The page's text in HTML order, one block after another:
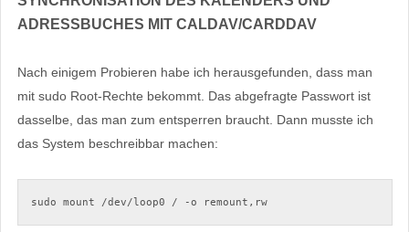
ADRESSBUCHES MIT CALDAV/CARDDAV
Nach einigem Probieren habe ich herausgefunden, dass man
mit sudo Root-Rechte bekommt. Das abgefragte Passwort ist
dasselbe, das man zum entsperren braucht. Dann musste ich
das System beschreibbar machen:
sudo mount /dev/loop0 / -o remount,rw